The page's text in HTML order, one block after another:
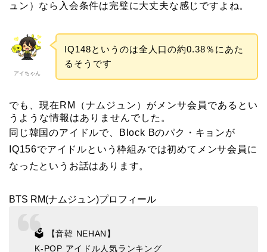
ュン）なら入会条件は完璧に大丈夫な感じですよね。
アイちゃん
IQ148というのは全人口の約0.38％にあた
るそうです
でも、現在RM（ナムジュン）がメンサ会員であるとい
うような情報はありませんでした。
同じ韓国のアイドルで、Block Bのパク・キョンが
IQ156でアイドルという枠組みでは初めてメンサ会員に
なったというお話はあります。
BTS RM(ナムジュン)プロフィール
🗳 【音韓 NEHAN】
K-POP アイドル人気ランキング